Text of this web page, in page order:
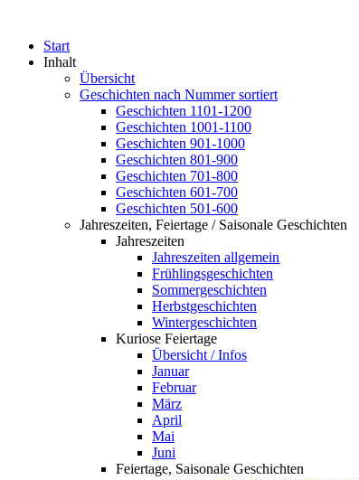
Start
Inhalt
Übersicht
Geschichten nach Nummer sortiert
Geschichten 1101-1200
Geschichten 1001-1100
Geschichten 901-1000
Geschichten 801-900
Geschichten 701-800
Geschichten 601-700
Geschichten 501-600
Jahreszeiten, Feiertage / Saisonale Geschichten
Jahreszeiten
Jahreszeiten allgemein
Frühlingsgeschichten
Sommergeschichten
Herbstgeschichten
Wintergeschichten
Kuriose Feiertage
Übersicht / Infos
Januar
Februar
März
April
Mai
Juni
Feiertage, Saisonale Geschichten